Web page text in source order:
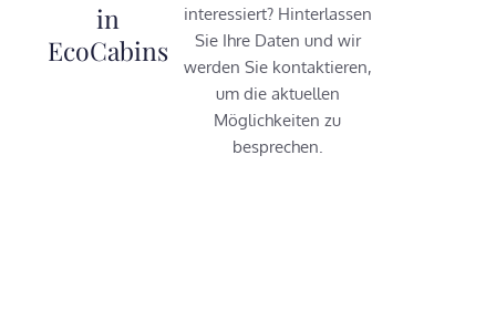
in
EcoCabins
interessiert? Hinterlassen
Sie Ihre Daten und wir
werden Sie kontaktieren,
um die aktuellen
Möglichkeiten zu
besprechen.